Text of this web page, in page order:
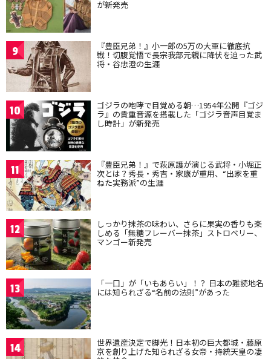
が新発売
9 『豊臣兄弟！』小一郎の5万の大軍に徹底抗
戦！切腹覚悟で長宗我部元親に降伏を迫った武
将・谷忠澄の生涯
10 ゴジラの咆哮で目覚める朝…1954年公開『ゴジ
ラ』の貴重音源を搭載した「ゴジラ音声目覚ま
し時計」が新発売
11 『豊臣兄弟！』で萩原護が演じる武将・小堀正
次とは？秀長・秀吉・家康が重用、“出家を重
ねた実務派”の生涯
12 しっかり抹茶の味わい、さらに果実の香りも楽
しめる「無糖フレーバー抹茶」ストロベリー、
マンゴー新発売
13 「一口」が「いもあらい」！？ 日本の難読地名
には知られざる“名前の法則”があった
14 世界遺産決定で脚光！日本初の巨大都城・藤原
京を創り上げた知られざる女帝・持統天皇の凄